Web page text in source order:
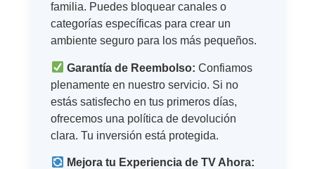
familia. Puedes bloquear canales o
categorías específicas para crear un
ambiente seguro para los más pequeños.
Garantía de Reembolso: Confiamos
plenamente en nuestro servicio. Si no
estás satisfecho en tus primeros días,
ofrecemos una política de devolución
clara. Tu inversión está protegida.
Mejora tu Experiencia de TV Ahora: